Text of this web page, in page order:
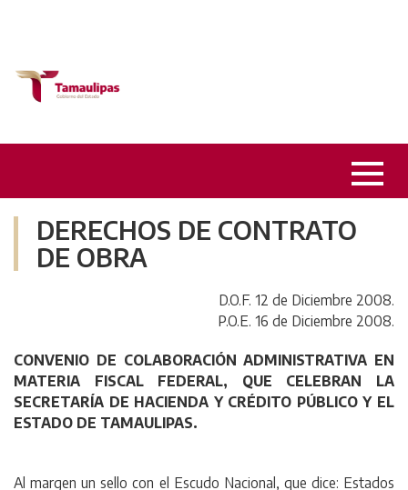
DERECHOS DE CONTRATO
DE OBRA
D.O.F. 12 de Diciembre 2008.
P.O.E. 16 de Diciembre 2008.
CONVENIO DE COLABORACIÓN ADMINISTRATIVA EN
MATERIA FISCAL FEDERAL, QUE CELEBRAN LA
SECRETARÍA DE HACIENDA Y CRÉDITO PÚBLICO Y EL
ESTADO DE TAMAULIPAS.
Al margen un sello con el Escudo Nacional, que dice: Estados